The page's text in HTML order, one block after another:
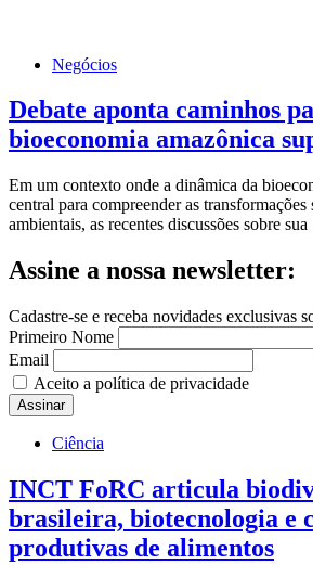
Negócios
Debate aponta caminhos
bioeconomia amazônica
Em um contexto onde a dinâmica da
central para compreender as
ambientais, as recentes discussões sobre
Assine a nossa newsletter:
Cadastre-se e receba novidades exclusivas
Primeiro Nome
Email
Aceito a política de privacidade
Ciência
INCT FoRC articula
brasileira, biotecnologia e
produtivas de alimentos